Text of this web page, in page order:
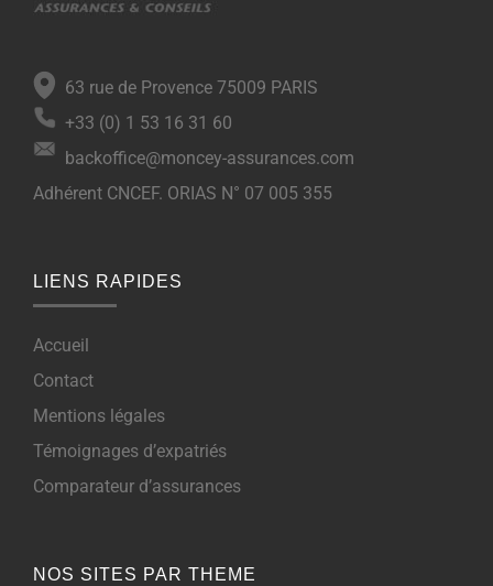
63 rue de Provence 75009 PARIS
+33 (0) 1 53 16 31 60
backoffice@moncey-assurances.com
Adhérent CNCEF. ORIAS N° 07 005 355
LIENS RAPIDES
Accueil
Contact
Mentions légales
Témoignages d’expatriés
Comparateur d’assurances
NOS SITES PAR THEME